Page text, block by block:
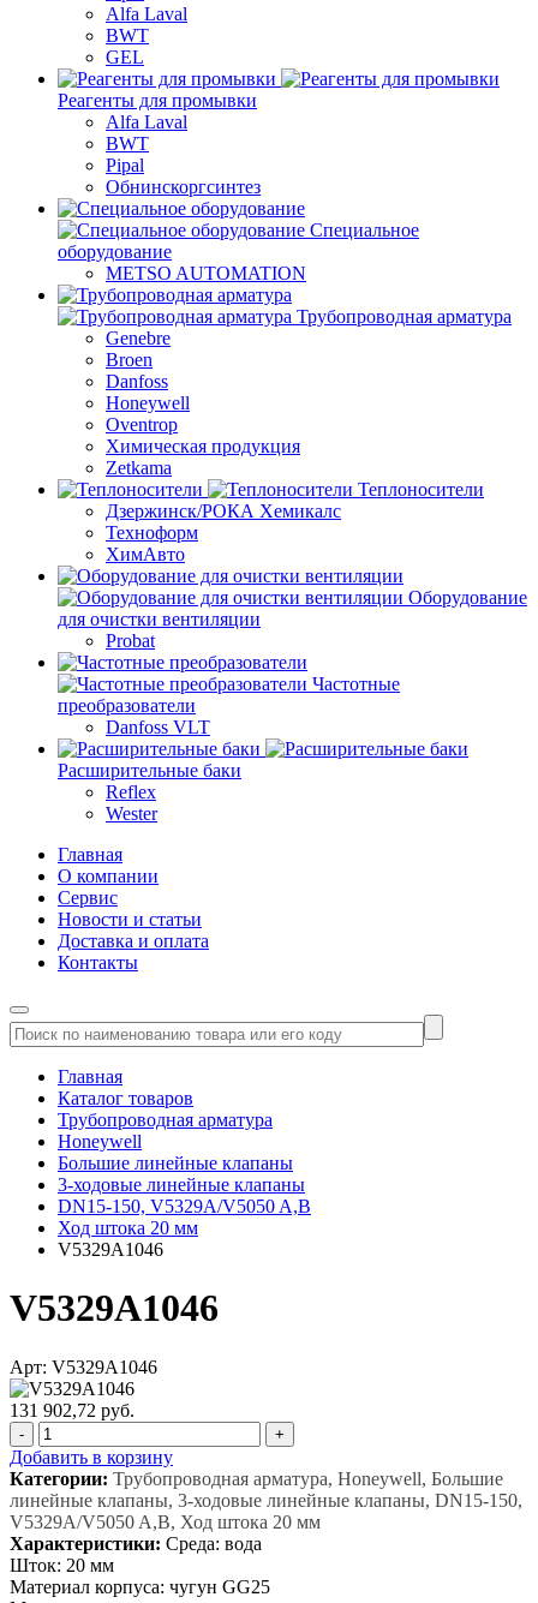
Alfa Laval
BWT
GEL
Реагенты для промывки
Alfa Laval
BWT
Pipal
Обнинскоргсинтез
Специальное
оборудование
METSO AUTOMATION
Трубопроводная арматура
Genebre
Broen
Danfoss
Honeywell
Oventrop
Химическая продукция
Zetkama
Теплоносители
Дзержинск/РОКА Хемикалс
Техноформ
ХимАвто
Оборудование
для очистки вентиляции
Probat
Частотные
преобразователи
Danfoss VLT
Расширительные баки
Reflex
Wester
Главная
О компании
Сервис
Новости и статьи
Доставка и оплата
Контакты
Главная
Каталог товаров
Трубопроводная арматура
Honeywell
Большие линейные клапаны
3-ходовые линейные клапаны
DN15-150, V5329A/V5050 A,B
Ход штока 20 мм
V5329A1046
V5329A1046
Арт: V5329A1046
131 902,72 руб.
- +
Добавить в корзину
Категории: Трубопроводная арматура, Honeywell, Большие
линейные клапаны, 3-ходовые линейные клапаны, DN15-150,
V5329A/V5050 A,B, Ход штока 20 мм
Характеристики: Среда: вода
Шток: 20 мм
Материал корпуса: чугун GG25